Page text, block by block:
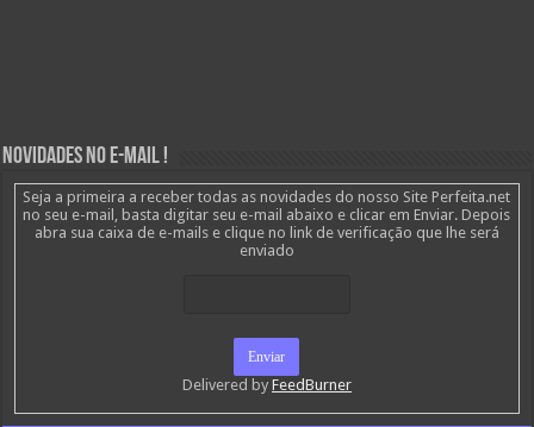
Novidades no E-mail !
Seja a primeira a receber todas as novidades do nosso Site Perfeita.net
no seu e-mail, basta digitar seu e-mail abaixo e clicar em Enviar. Depois
abra sua caixa de e-mails e clique no link de verificação que lhe será
enviado
Delivered by FeedBurner